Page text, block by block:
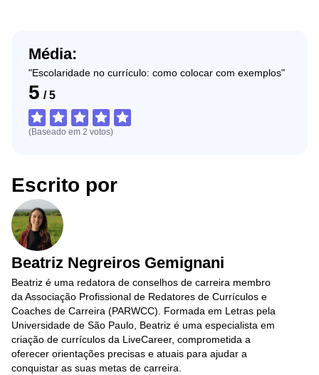
Média:
"Escolaridade no currículo: como colocar com exemplos"
5 / 5
(Baseado em 2 votos)
Escrito por
Beatriz Negreiros Gemignani
Beatriz é uma redatora de conselhos de carreira membro
da Associação Profissional de Redatores de Currículos e
Coaches de Carreira (PARWCC). Formada em Letras pela
Universidade de São Paulo, Beatriz é uma especialista em
criação de currículos da LiveCareer, comprometida a
oferecer orientações precisas e atuais para ajudar a
conquistar as suas metas de carreira.